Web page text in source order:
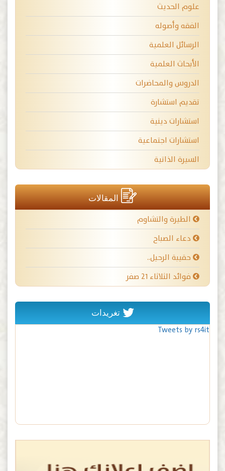
علوم الحديث
الفقه وأصوله
الرسائل العلمية
الأبحاث العلمية
الدروس والمحاضرات
تقديم استشارة
استشارات دينية
استشارات اجتماعية
السيرة الذاتية
المقالات
الطيرة والتشاوم
دعاء الصباح
حقيبة الرحيل..
فوائد الثلاثاء ٢١ صفر
تغريدات
Tweets by rs4it